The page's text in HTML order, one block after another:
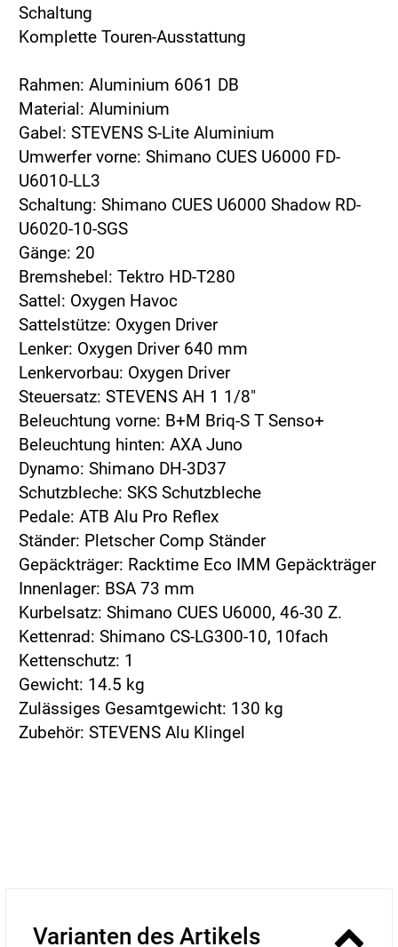
Schaltung
Komplette Touren-Ausstattung
Rahmen: Aluminium 6061 DB
Material: Aluminium
Gabel: STEVENS S-Lite Aluminium
Umwerfer vorne: Shimano CUES U6000 FD-
U6010-LL3
Schaltung: Shimano CUES U6000 Shadow RD-
U6020-10-SGS
Gänge: 20
Bremshebel: Tektro HD-T280
Sattel: Oxygen Havoc
Sattelstütze: Oxygen Driver
Lenker: Oxygen Driver 640 mm
Lenkervorbau: Oxygen Driver
Steuersatz: STEVENS AH 1 1/8"
Beleuchtung vorne: B+M Briq-S T Senso+
Beleuchtung hinten: AXA Juno
Dynamo: Shimano DH-3D37
Schutzbleche: SKS Schutzbleche
Pedale: ATB Alu Pro Reflex
Ständer: Pletscher Comp Ständer
Gepäckträger: Racktime Eco IMM Gepäckträger
Innenlager: BSA 73 mm
Kurbelsatz: Shimano CUES U6000, 46-30 Z.
Kettenrad: Shimano CS-LG300-10, 10fach
Kettenschutz: 1
Gewicht: 14.5 kg
Zulässiges Gesamtgewicht: 130 kg
Zubehör: STEVENS Alu Klingel
Varianten des Artikels